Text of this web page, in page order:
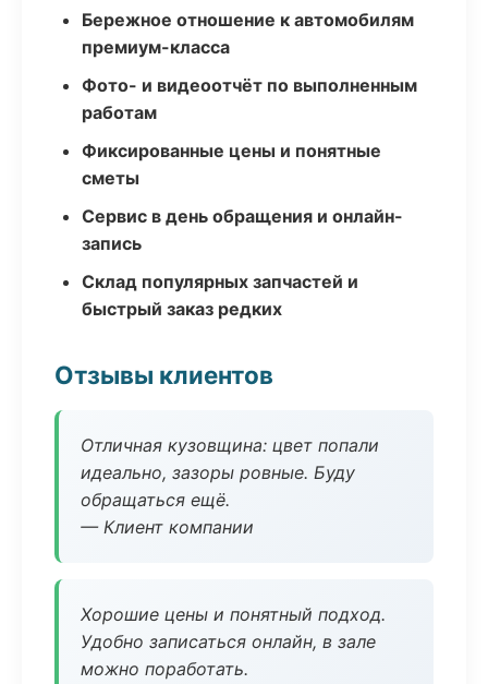
Бережное отношение к автомобилям
премиум-класса
Фото- и видеоотчёт по выполненным
работам
Фиксированные цены и понятные
сметы
Сервис в день обращения и онлайн-
запись
Склад популярных запчастей и
быстрый заказ редких
Отзывы клиентов
Отличная кузовщина: цвет попали
идеально, зазоры ровные. Буду
обращаться ещё.
— Клиент компании
Хорошие цены и понятный подход.
Удобно записаться онлайн, в зале
можно поработать.